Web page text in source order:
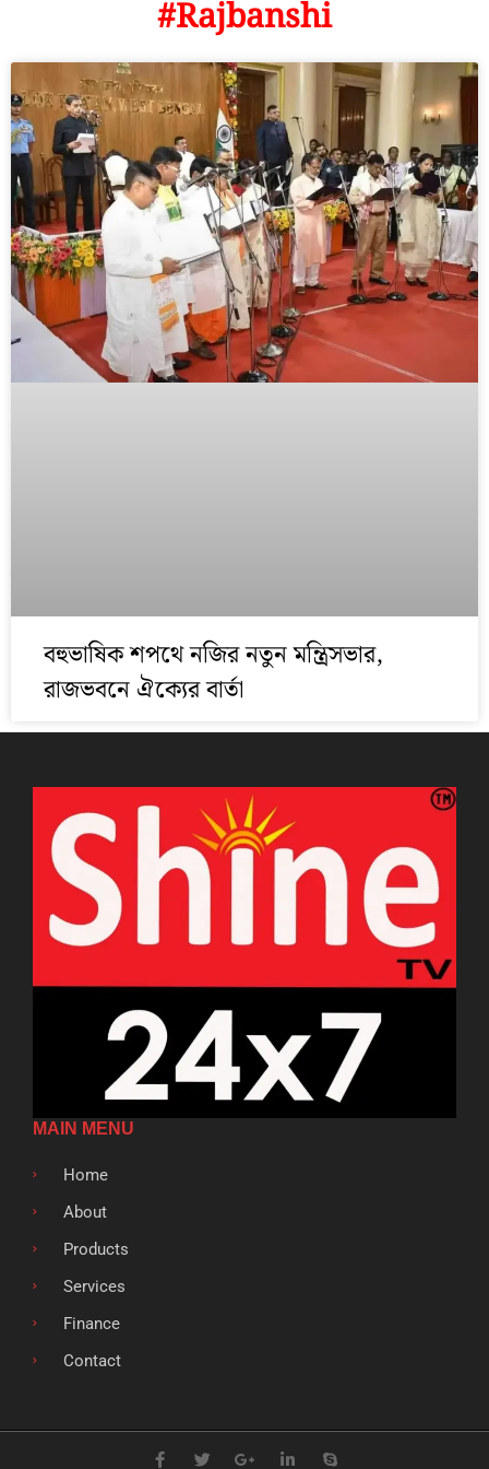
#Rajbanshi
বহুভাষিক শপথে নজির নতুন মন্ত্রিসভার,
রাজভবনে ঐক্যের বার্তা
MAIN MENU
Home
About
Products
Services
Finance
Contact
a w o i k